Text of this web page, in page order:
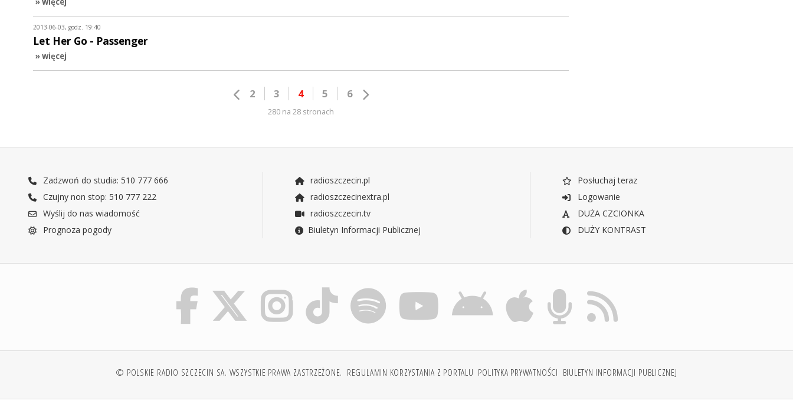
2013-06-03, godz. 19:40
Let Her Go - Passenger
» więcej
2 3 4 5 6
280 na 28 stronach
Zadzwoń do studia: 510 777 666
Czujny non stop: 510 777 222
Wyślij do nas wiadomość
Prognoza pogody
radioszczecin.pl
radioszczecinextra.pl
radioszczecin.tv
Biuletyn Informacji Publicznej
Posłuchaj teraz
Logowanie
DUŻA CZCIONKA
DUŻY KONTRAST
© POLSKIE RADIO SZCZECIN SA. WSZYSTKIE PRAWA ZASTRZEŻONE. REGULAMIN KORZYSTANIA Z PORTALU POLITYKA PRYWATNOŚCI BIULETYN INFORMACJI PUBLICZNEJ